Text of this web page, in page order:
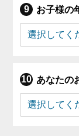
お子様の
あなたの